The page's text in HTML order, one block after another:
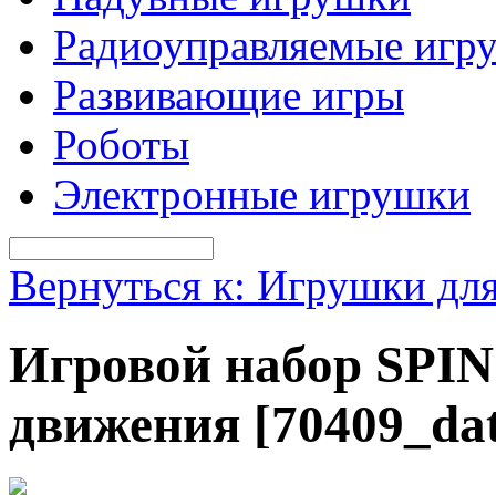
Радиоуправляемые
Развивающие игры
Роботы
Электронные игрушки
Вернуться к: Игрушки
Игровой набор
движения